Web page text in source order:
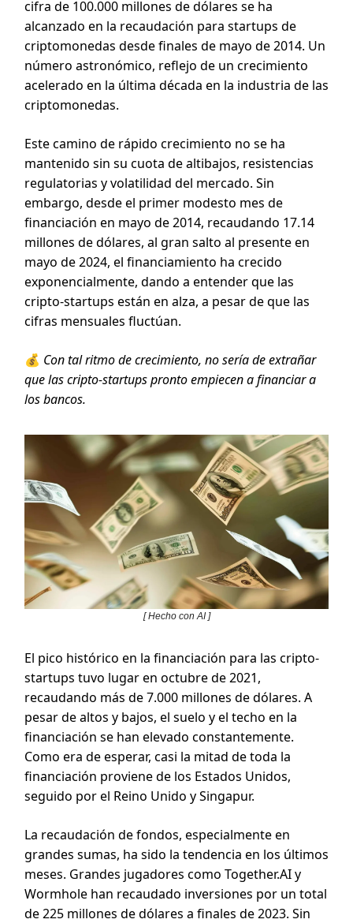
cifra de 100.000 millones de dólares se ha
alcanzado en la recaudación para startups de
criptomonedas desde finales de mayo de 2014. Un
número astronómico, reflejo de un crecimiento
acelerado en la última década en la industria de las
criptomonedas.
Este camino de rápido crecimiento no se ha
mantenido sin su cuota de altibajos, resistencias
regulatorias y volatilidad del mercado. Sin
embargo, desde el primer modesto mes de
financiación en mayo de 2014, recaudando 17.14
millones de dólares, al gran salto al presente en
mayo de 2024, el financiamiento ha crecido
exponencialmente, dando a entender que las
cripto-startups están en alza, a pesar de que las
cifras mensuales fluctúan.
💰 Con tal ritmo de crecimiento, no sería de extrañar
que las cripto-startups pronto empiecen a financiar a
los bancos.
[ Hecho con AI ]
El pico histórico en la financiación para las cripto-
startups tuvo lugar en octubre de 2021,
recaudando más de 7.000 millones de dólares. A
pesar de altos y bajos, el suelo y el techo en la
financiación se han elevado constantemente.
Como era de esperar, casi la mitad de toda la
financiación proviene de los Estados Unidos,
seguido por el Reino Unido y Singapur.
La recaudación de fondos, especialmente en
grandes sumas, ha sido la tendencia en los últimos
meses. Grandes jugadores como Together.AI y
Wormhole han recaudado inversiones por un total
de 225 millones de dólares a finales de 2023. Sin